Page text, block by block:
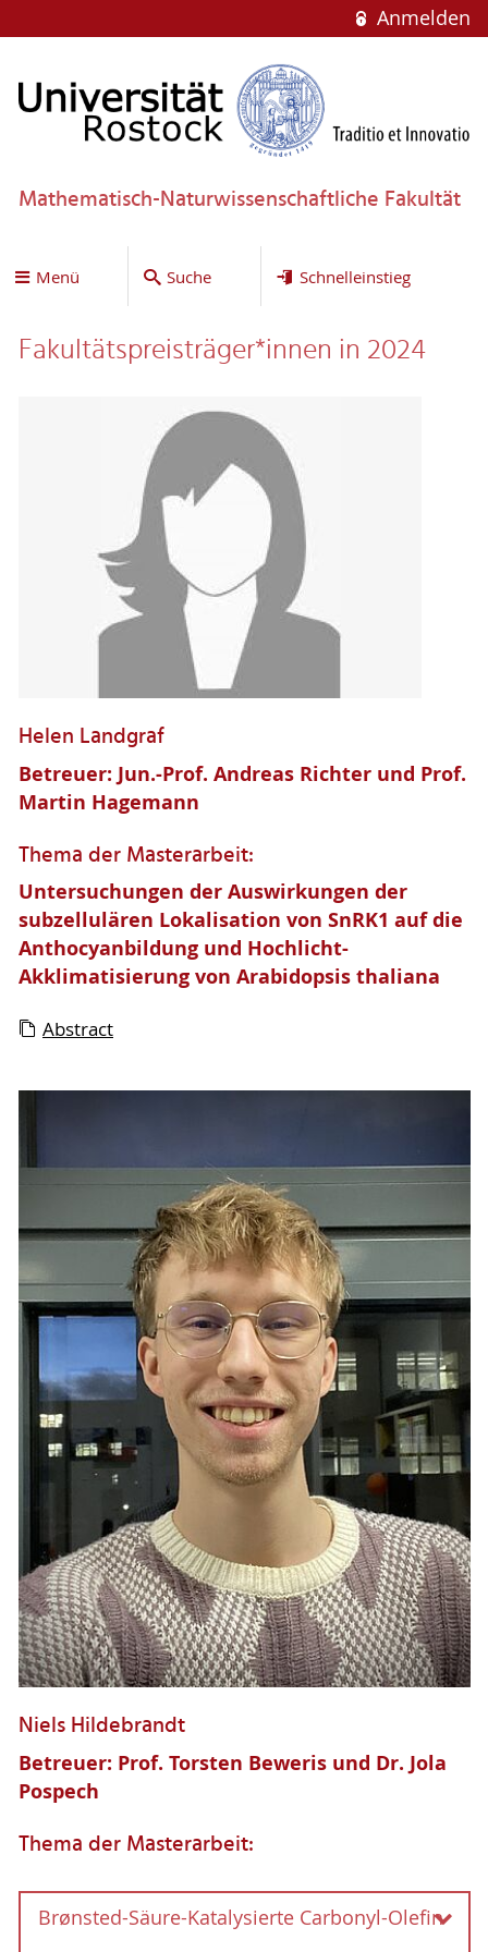
Anmelden
Mathematisch-Naturwissenschaftliche Fakultät
Menü Suche Schnelleinstieg
Fakultätspreisträger*innen in 2024
Helen Landgraf
Betreuer: Jun.-Prof. Andreas Richter und Prof.
Martin Hagemann
Thema der Masterarbeit:
Untersuchungen der Auswirkungen der
subzellulären Lokalisation von SnRK1 auf die
Anthocyanbildung und Hochlicht-
Akklimatisierung von Arabidopsis thaliana
Abstract
Niels Hildebrandt
Betreuer: Prof. Torsten Beweris und Dr. Jola
Pospech
Thema der Masterarbeit:
Brønsted-Säure-Katalysierte Carbonyl-Olefin